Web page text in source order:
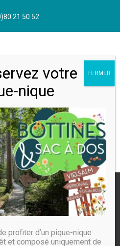
21 50 52
VIELSALM HÉBERGEMENTS
profiter d’un pique-nique
et composé uniquement de